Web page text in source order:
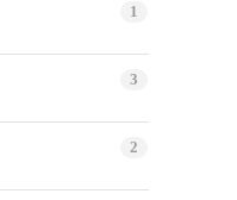
1
3
2